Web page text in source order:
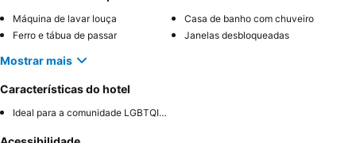
Máquina de lavar louça
Casa de banho com chuveiro
Ferro e tábua de passar
Janelas desbloqueadas
Mostrar mais
Características do hotel
Ideal para a comunidade LGBTQIA+